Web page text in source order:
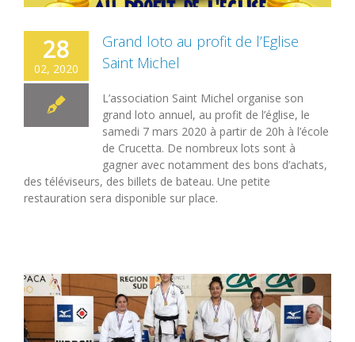
28
02, 2020
Grand loto au profit de l’Eglise
Saint Michel
L’association Saint Michel organise son
grand loto annuel, au profit de l’église, le
samedi 7 mars 2020 à partir de 20h à l’école
de Crucetta. De nombreux lots sont à
gagner avec notamment des bons d’achats,
des téléviseurs, des billets de bateau. Une petite
restauration sera disponible sur place.